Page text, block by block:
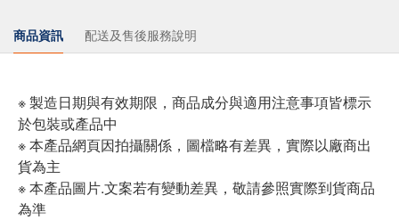
商品資訊 配送及售後服務說明
※ 製造日期與有效期限，商品成分與適用注意事項皆標示
於包裝或產品中
※ 本產品網頁因拍攝關係，圖檔略有差異，實際以廠商出
貨為主
※ 本產品圖片.文案若有變動差異，敬請參照實際到貨商品
為準